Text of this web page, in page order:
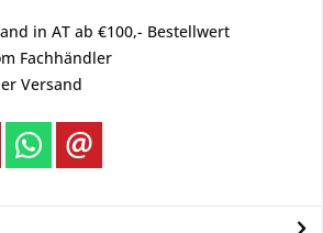
in AT ab €100,- Bestellwert
Fachhändler
Versand